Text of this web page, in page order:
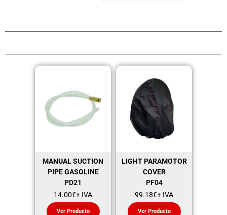
MANUAL SUCTION
PIPE GASOLINE
PD21
14.00€+ IVA
Ver Producto
LIGHT PARAMOTOR
COVER
PF04
99.18€+ IVA
Ver Producto